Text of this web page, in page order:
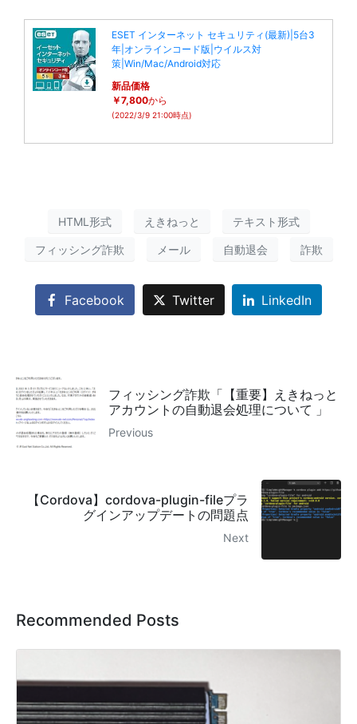
ESET インターネット セキュリティ(最新)|5台3
年|オンラインコード版|ウイルス対
策|Win/Mac/Android対応
新品価格
￥7,800から
(2022/3/9 21:00時点)
HTML形式 えきねっと テキスト形式
フィッシング詐欺 メール 自動退会 詐欺
Facebook Twitter LinkedIn
フィッシング詐欺「【重要】えきねっと
アカウントの自動退会処理について 」
Previous
【Cordova】cordova-plugin-fileプラ
グインアップデートの問題点
Next
Recommended Posts